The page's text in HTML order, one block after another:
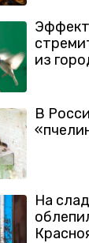
Эффект
из
В
На